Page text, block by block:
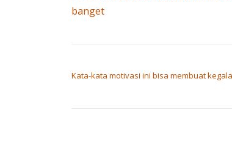
banget
Kata-kata motivasi ini bisa membuat